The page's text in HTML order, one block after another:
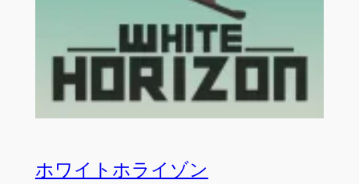
ホワイトホライゾン